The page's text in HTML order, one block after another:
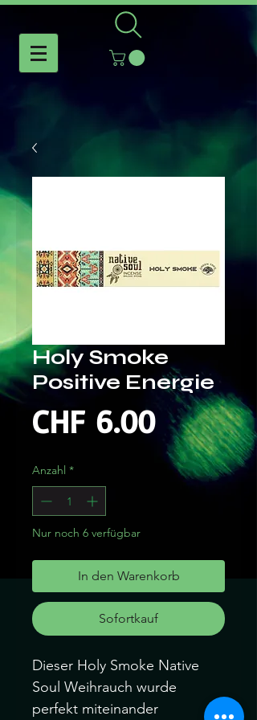
Holy Smoke
Positive Energie
CHF 6.00Preis
Anzahl *
Nur noch 6 verfügbar
In den Warenkorb
Sofortkauf
Dieser Holy Smoke Native
Soul Weihrauch wurde
perfekt miteinander